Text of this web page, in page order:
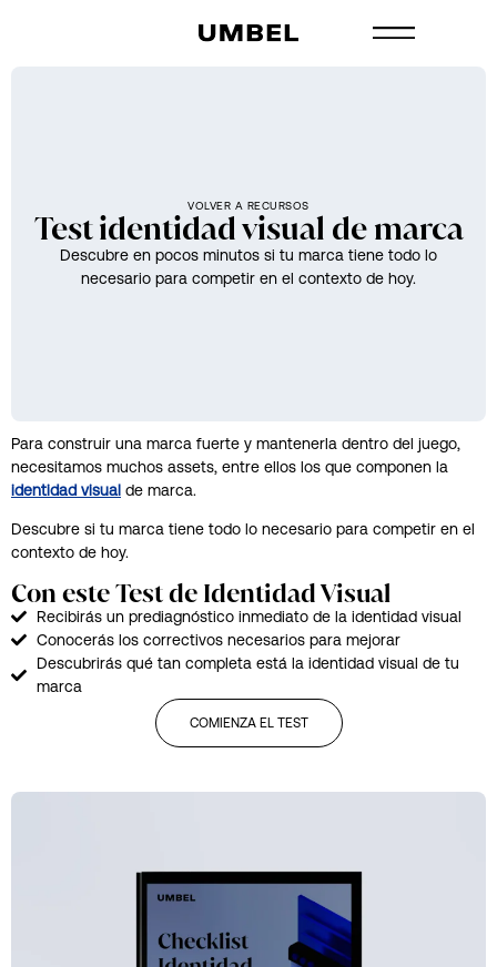
VOLVER A RECURSOS
Test identidad visual de marca
Descubre en pocos minutos si tu marca tiene todo lo
necesario para competir en el contexto de hoy.
Para construir una marca fuerte y mantenerla dentro del juego,
necesitamos muchos assets, entre ellos los que componen la
identidad visual de marca.
Descubre si tu marca tiene todo lo necesario para competir en el
contexto de hoy.
Con este Test de Identidad Visual
Recibirás un prediagnóstico inmediato de la identidad visual
Conocerás los correctivos necesarios para mejorar
Descubrirás qué tan completa está la identidad visual de tu
marca
COMIENZA EL TEST